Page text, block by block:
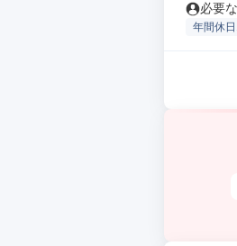
必要
年間休